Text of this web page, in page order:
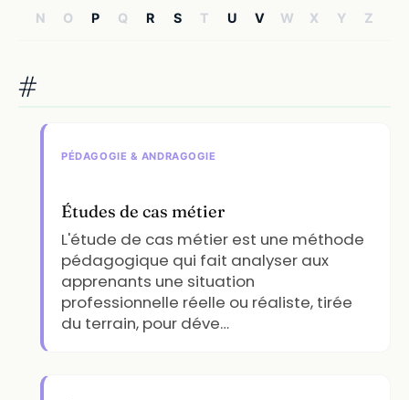
N
O P Q R S T U V W X Y Z
#
PÉDAGOGIE & ANDRAGOGIE
Études de cas métier
L'étude de cas métier est une méthode
pédagogique qui fait analyser aux
apprenants une situation
professionnelle réelle ou réaliste, tirée
du terrain, pour déve…